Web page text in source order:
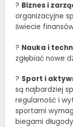
? Biznes i
organizacyjne
świecie
? Nauka i
zgłębiać nowe
? Sport i
są najbardziej
regularność i
sportami
biegami